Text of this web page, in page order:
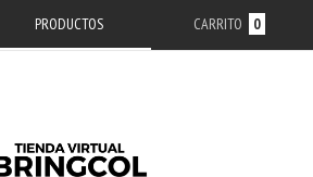
PRODUCTOS CARRITO 0